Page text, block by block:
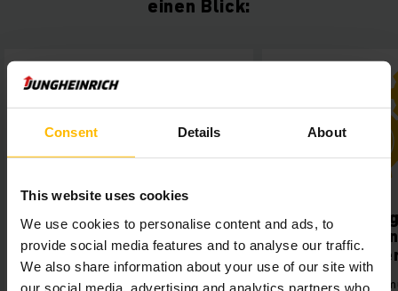
Consent Details About
This website uses cookies
We use cookies to personalise content and ads, to
provide social media features and to analyse our traffic.
We also share information about your use of our site with
our social media, advertising and analytics partners who
einen Blick:
Mehr Umschlagleistung
Einsatz von zwölf
leistungsstarken ETV 216i Lithium-
Ionen-Schubmaststaplern mit
em ISM
smarten
Effizientere